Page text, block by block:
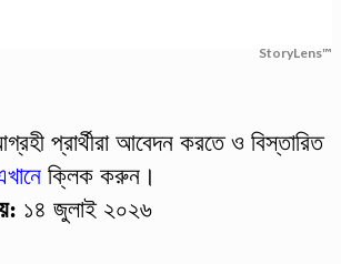
StoryLens™
প্রার্থীরা আবেদন করতে ও বিস্তারিত
ক্লিক করুন।
১৪ জুলাই ২০২৬